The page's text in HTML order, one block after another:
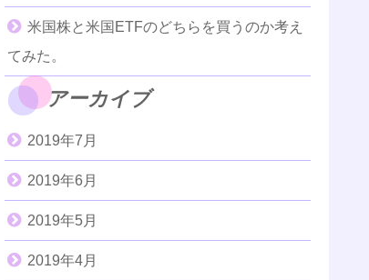
米国株と米国ETFのどちらを買うのか考え
てみた。
アーカイブ
2019年7月
2019年6月
2019年5月
2019年4月